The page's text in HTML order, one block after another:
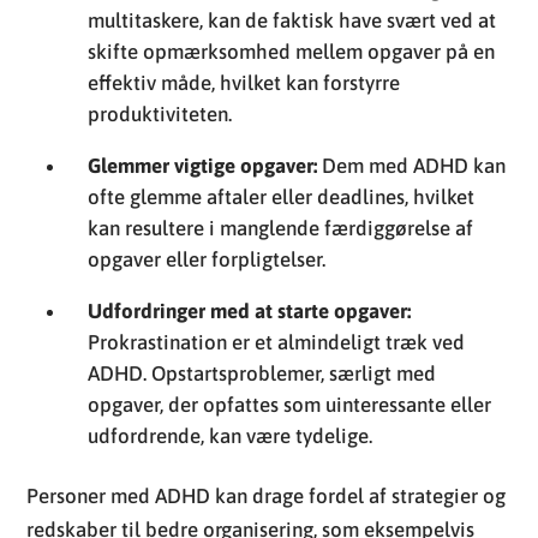
multitaskere, kan de faktisk have svært ved at
skifte opmærksomhed mellem opgaver på en
effektiv måde, hvilket kan forstyrre
produktiviteten.
Glemmer vigtige opgaver: Dem med ADHD kan
ofte glemme aftaler eller deadlines, hvilket
kan resultere i manglende færdiggørelse af
opgaver eller forpligtelser.
Udfordringer med at starte opgaver:
Prokrastination er et almindeligt træk ved
ADHD. Opstartsproblemer, særligt med
opgaver, der opfattes som uinteressante eller
udfordrende, kan være tydelige.
Personer med ADHD kan drage fordel af strategier og
redskaber til bedre organisering, som eksempelvis